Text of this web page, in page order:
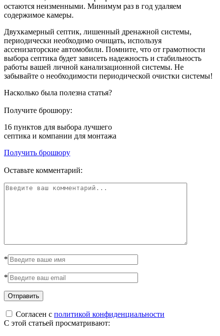
остаются неизменными. Минимум раз в год удаляем
содержимое камеры.
Двухкамерный септик, лишенный дренажной системы,
периодически необходимо очищать, используя
ассенизаторские автомобили. Помните, что от грамотности
выбора септика будет зависеть надежность и стабильность
работы вашей личной канализационной системы. Не
забывайте о необходимости периодической очистки системы!
Насколько была полезна статья?
Получите брошюру:
16 пунктов для выбора лучшего
септика и компании для монтажа
Получить брошюру
Оставьте комментарий:
*
*
Согласен с политикой конфиденциальности
С этой статьей просматривают: